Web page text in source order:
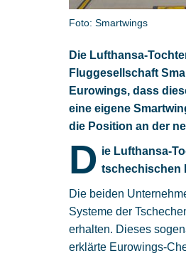
Foto: Smartwings
Die Lufthansa-
Fluggesellschaft
Eurowings, dass
eine eigene
die Position an der
D ie Lufthansa-
tschechischen
Die beiden
Systeme der
erhalten. Dieses
erklärte Eurowings-